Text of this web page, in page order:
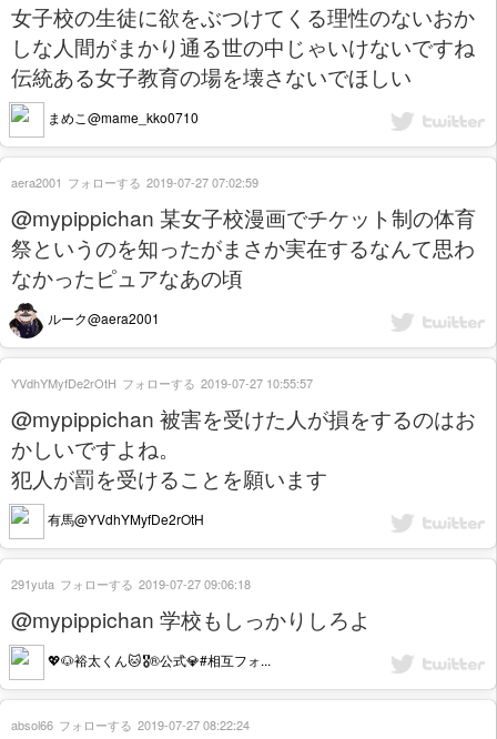
女子校の生徒に欲をぶつけてくる理性のないおか
しな人間がまかり通る世の中じゃいけないですね
伝統ある女子教育の場を壊さないでほしい
まめこ@mame_kko0710
@mypippichan 某女子校漫画でチケット制の体育
祭というのを知ったがまさか実在するなんて思わ
なかったピュアなあの頃
ルーク@aera2001
aera2001 フォローする 2019-07-27 07:02:59
@mypippichan 被害を受けた人が損をするのはお
かしいですよね。
犯人が罰を受けることを願います
有馬@YVdhYMyfDe2rOtH
YVdhYMyfDe2rOtH フォローする 2019-07-27 10:55:57
@mypippichan 学校もしっかりしろよ
💖🐶裕太くん🐱🎖®公式💎#相互フォ...
291yuta フォローする 2019-07-27 09:06:18
absol66 フォローする 2019-07-27 08:22:24